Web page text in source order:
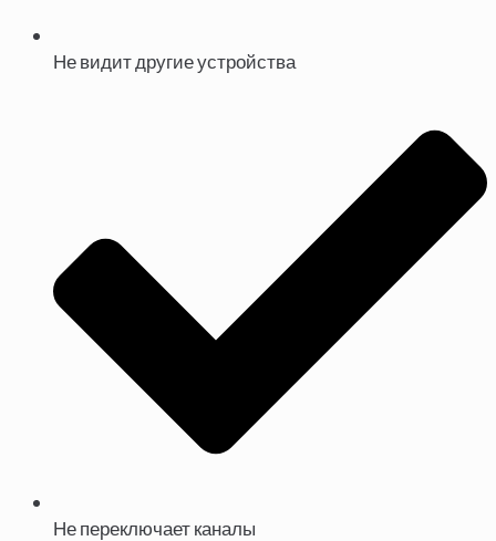
Не видит другие устройства
Не переключает каналы